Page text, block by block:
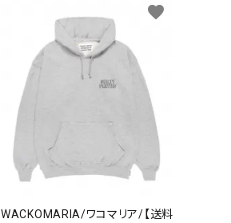
WACKOMARIA/ワコマリア/【送料
favorite